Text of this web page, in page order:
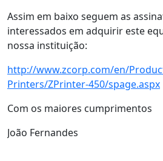
Assim em baixo seguem as
interessados em adquirir este
nossa instituição:
http://www.zcorp.com/en/
Printers/ZPrinter-450/spage.aspx
Com os maiores cumprimentos
João Fernandes